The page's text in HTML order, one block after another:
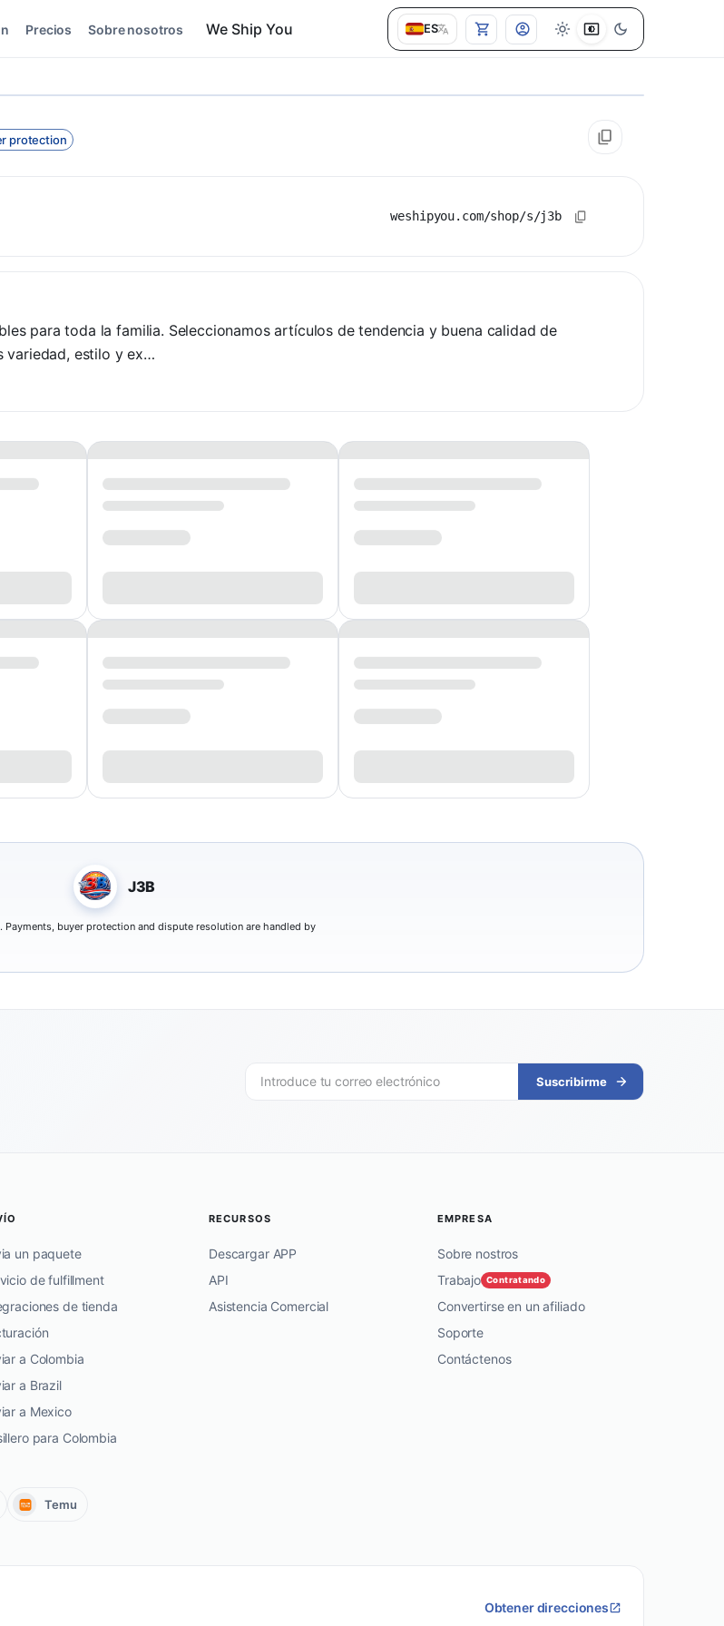
Precios Sobre nosotros ES
protection
weshipyou.com/shop/s/j3b
para toda la familia. Seleccionamos artículos de tendencia y buena calidad de
variedad, estilo y ex…
J3B
buyer protection and dispute resolution are handled by
Suscribirme
un paquete
de fulfillment
de tienda
a Colombia
a Brazil
a Mexico
para Colombia
RECURSOS
Descargar APP
API
Asistencia Comercial
EMPRESA
Sobre nostros
Trabajo Contratando
Convertirse en un afiliado
Soporte
Contáctenos
Temu
Obtener direcciones